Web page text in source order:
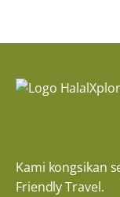
Kami kongsikan
Friendly Travel.